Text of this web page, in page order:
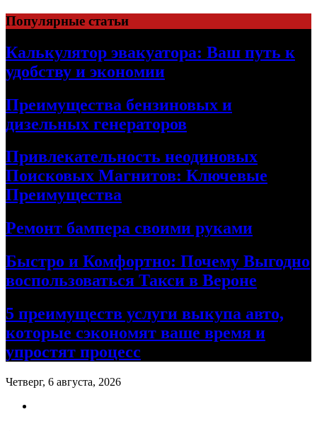
Skip
to
content
Популярные статьи
Калькулятор эвакуатора: Ваш путь к
удобству и экономии
Преимущества бензиновых и
дизельных генераторов
Привлекательность неодиновых
Поисковых Магнитов: Ключевые
Преимущества
Ремонт бампера своими руками
Быстро и Комфортно: Почему Выгодно
воспользоваться Такси в Вероне
5 преимуществ услуги выкупа авто,
которые сэкономят ваше время и
упростят процесс
Четверг, 6 августа, 2026